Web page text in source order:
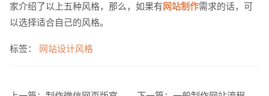
家介绍了以上五种风格，那么，如果有 网站制作需求的话，可
以选择适合自己的风格。
标签： 网站设计风格